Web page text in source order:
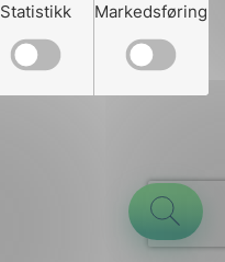
Statistikk Markedsføring